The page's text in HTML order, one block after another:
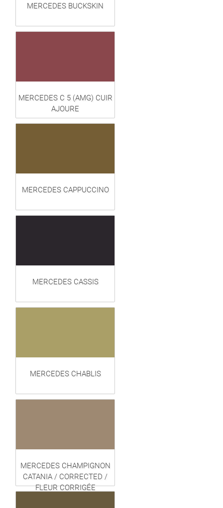
MERCEDES BUCKSKIN
MERCEDES C 5 (AMG) CUIR
AJOURE
MERCEDES CAPPUCCINO
MERCEDES CASSIS
MERCEDES CHABLIS
MERCEDES CHAMPIGNON
CATANIA / CORRECTED /
FLEUR CORRIGÉE